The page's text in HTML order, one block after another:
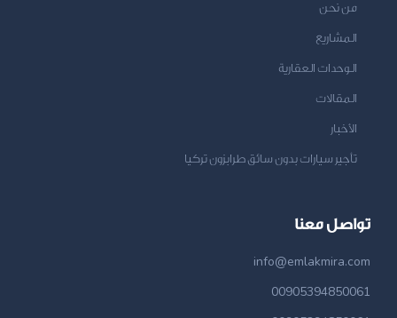
من نحن
المشاريع
الوحدات العقارية
المقالات
الأخبار
تأجير سيارات بدون سائق طرابزون تركيا
تواصل معنا
info@emlakmira.com
00905394850061